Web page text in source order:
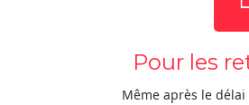
Pour les
Même après le